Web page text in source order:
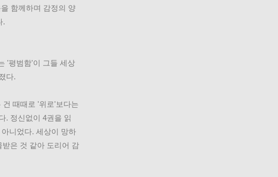
함께하며 감정의 양
.
'평범함'이 그들 세상
다.
때때로 '위로'보다는
. 정신없이 4권을 읽
니었다. 세상이 망하
은 것 같아 도리어 감